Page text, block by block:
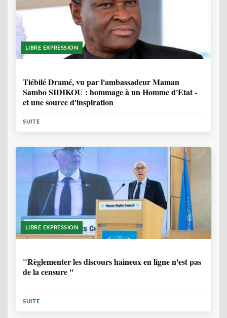
LIBRE EXPRESSION
Tiébilé Dramé, vu par l'ambassadeur Maman
Sambo SIDIKOU : hommage à un Homme d'Etat -
et une source d'inspiration
SUITE
LIBRE EXPRESSION
"Règlementer les discours haineux en ligne n'est pas
de la censure "
SUITE